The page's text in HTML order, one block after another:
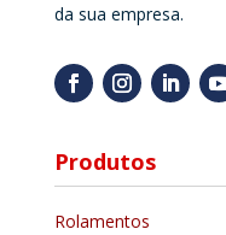
da sua empresa.
Produtos
Rolamentos